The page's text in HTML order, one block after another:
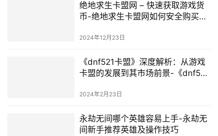
绝地求生卡盟网 – 快速获取游戏货
币-绝地求生卡盟网如何安全购买游
2024年12月23日
《dnf521卡盟》深度解析：从游戏
卡盟的发展到其市场前景-《dnf521
游戏市场的领跑者
2024年2月23日
永劫无间哪个英雄容易上手-永劫无
间新手推荐英雄及操作技巧